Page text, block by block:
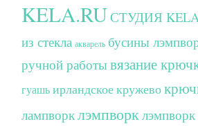
KELA.RUСТУДИЯ
из стекла акварель бусины
ручной работывязание
гуашьирландское кружево
лампворклэмпворк